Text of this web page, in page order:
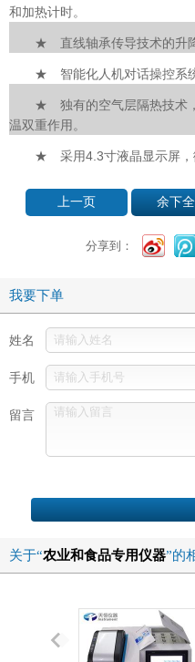
和加热计时。
★ 直线轴承传导技术的升
★ 智能化人机对话操控系统
★ 独有的空气层隔热技术
温双重作用。
★ 采用4.3寸液晶显示屏，
上一页 余下
分享到：
我要下单
姓名
手机
留言
关于“农业和食品专用仪器”的